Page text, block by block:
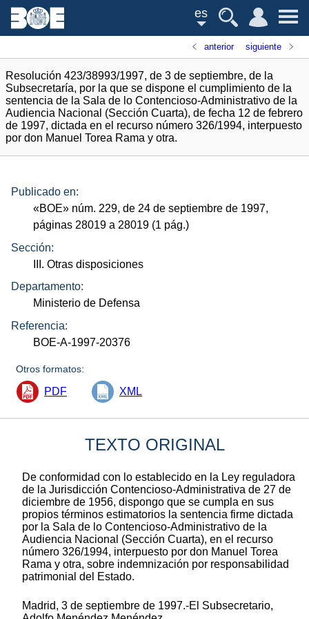
es
anterior siguiente
Resolución 423/38993/1997, de 3 de septiembre, de la
Subsecretaría, por la que se dispone el cumplimiento de la
sentencia de la Sala de lo Contencioso-Administrativo de la
Audiencia Nacional (Sección Cuarta), de fecha 12 de febrero
de 1997, dictada en el recurso número 326/1994, interpuesto
por don Manuel Torea Rama y otra.
Publicado en:
«BOE» núm. 229, de 24 de septiembre de 1997,
páginas 28019 a 28019 (1 pág.)
Sección:
III. Otras disposiciones
Departamento:
Ministerio de Defensa
Referencia:
BOE-A-1997-20376
Otros formatos:
PDF XML
TEXTO ORIGINAL
De conformidad con lo establecido en la Ley reguladora
de la Jurisdicción Contencioso-Administrativa de 27 de
diciembre de 1956, dispongo que se cumpla en sus
propios términos estimatorios la sentencia firme dictada
por la Sala de lo Contencioso-Administrativo de la
Audiencia Nacional (Sección Cuarta), en el recurso
número 326/1994, interpuesto por don Manuel Torea
Rama y otra, sobre indemnización por responsabilidad
patrimonial del Estado.
Madrid, 3 de septiembre de 1997.-El Subsecretario,